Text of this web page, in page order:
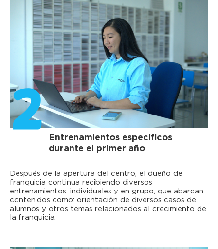
2
Entrenamientos específicos
durante el primer año
Después de la apertura del centro, el dueño de
franquicia continua recibiendo diversos
entrenamientos, individuales y en grupo, que abarcan
contenidos como: orientación de diversos casos de
alumnos y otros temas relacionados al crecimiento de
la franquicia.